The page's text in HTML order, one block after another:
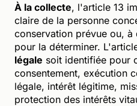
À la collecte, l'article 13
claire de la personne
conservation prévue ou,
pour la déterminer.
légale soit identifiée pour
consentement, exécution
légale, intérêt légitime,
protection des intérêts